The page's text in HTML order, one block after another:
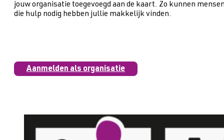
jouw organisatie toegevoegd aan de kaart. Zo kunnen
die hulp nodig hebben jullie makkelijk vinden.
Aanmelden als organisatie